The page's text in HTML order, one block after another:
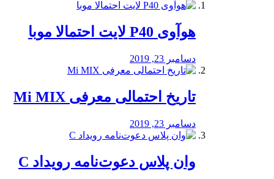
هوآوی P40 لایت احتمالا موبا
دسامبر 23, 2019
تاریخ احتمالی معرفی Mi MIX
دسامبر 23, 2019
وان پلاس دعوت‌نامه رویداد C